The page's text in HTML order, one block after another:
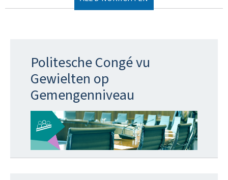
Politesche Congé vu
Gewielten op
Gemengenniveau